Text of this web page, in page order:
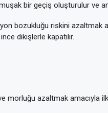
bir geçiş oluşturulur ve
bozukluğu riskini azaltmak
dikişlerle kapatılır.
azaltmak amacıyla